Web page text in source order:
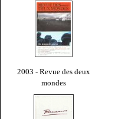
2003 - Revue des deux
mondes